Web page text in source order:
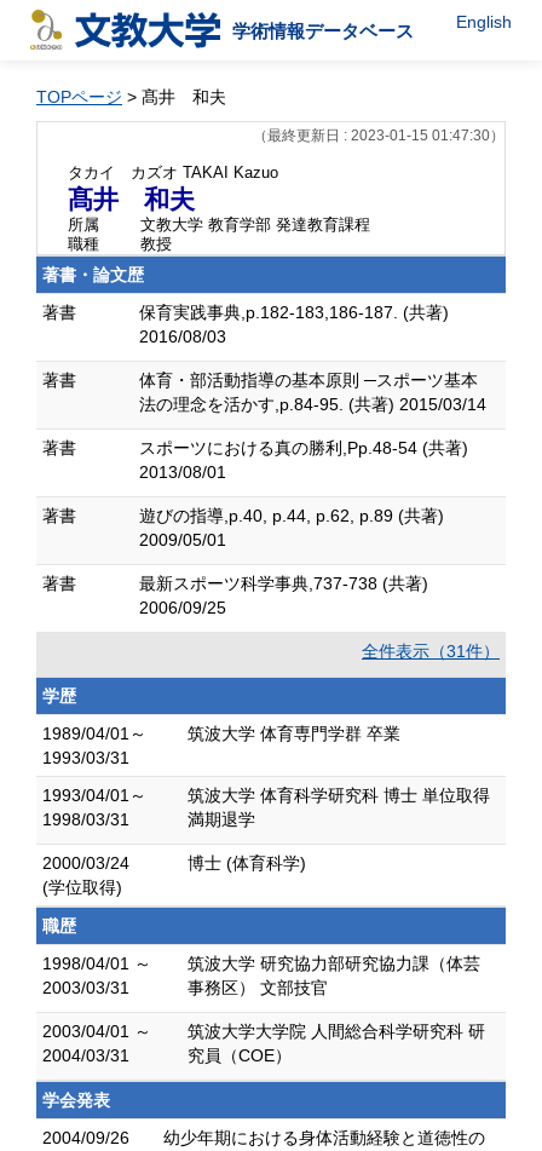
学術情報データベース English
TOPページ > 髙井 和夫
（最終更新日 : 2023-01-15 01:47:30）
タカイ カズオ TAKAI Kazuo
髙井 和夫
所属
文教大学 教育学部 発達教育課程
職種
教授
著書・論文歴
著書
保育実践事典,p.182-183,186-187. (共著)
2016/08/03
著書
体育・部活動指導の基本原則 ─スポーツ基本
法の理念を活かす,p.84-95. (共著) 2015/03/14
著書
スポーツにおける真の勝利,Pp.48-54 (共著)
2013/08/01
著書
遊びの指導,p.40, p.44, p.62, p.89 (共著)
2009/05/01
著書
最新スポーツ科学事典,737-738 (共著)
2006/09/25
全件表示（31件）
学歴
1989/04/01～
1993/03/31
筑波大学 体育専門学群 卒業
1993/04/01～
1998/03/31
筑波大学 体育科学研究科 博士 単位取得
満期退学
2000/03/24
(学位取得)
博士 (体育科学)
職歴
1998/04/01 ～
2003/03/31
筑波大学 研究協力部研究協力課（体芸
事務区） 文部技官
2003/04/01 ～
2004/03/31
筑波大学大学院 人間総合科学研究科 研
究員（COE）
学会発表
2004/09/26
幼少年期における身体活動経験と道徳性の